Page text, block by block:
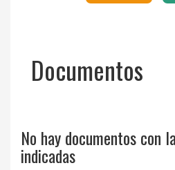
Documentos
No hay documentos con
indicadas